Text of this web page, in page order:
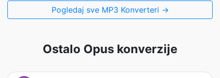
Pogledaj sve MP3 Konverteri →
Ostalo Opus konverzije